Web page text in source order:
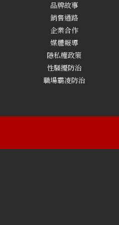
品牌故事
銷售通路
企業合作
媒體報導
隱私權政策
性騷擾防治
職場霸凌防治